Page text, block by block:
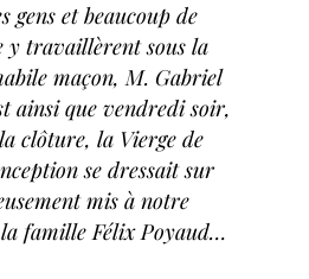
gens et beaucoup de
y travaillèrent sous la
maçon, M. Gabriel
ainsi que vendredi soir,
clôture, la Vierge de
se dressait sur
mis à notre
famille Félix Poyaud…